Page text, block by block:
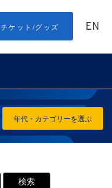
チケット/グッズ EN
年代・カテゴリーを選ぶ